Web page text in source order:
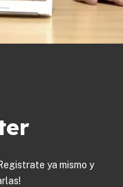
ya mismo y